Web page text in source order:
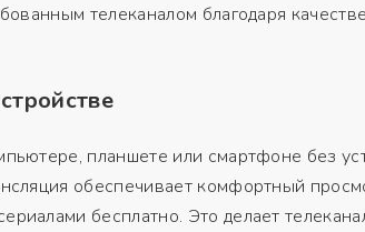
телеканалом благодаря
планшете или смартфоне без
обеспечивает комфортный
бесплатно. Это делает